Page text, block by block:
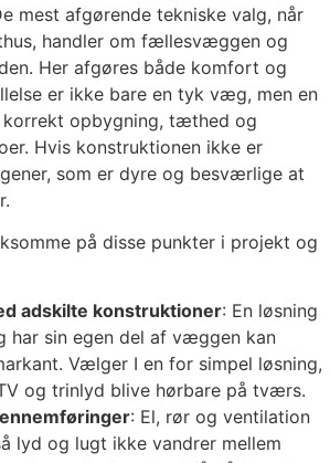
mest afgørende tekniske valg, når
handler om fællesvæggen og
Her afgøres både komfort og
er ikke bare en tyk væg, men en
korrekt opbygning, tæthed og
Hvis konstruktionen ikke er
som er dyre og besværlige at
på disse punkter i projekt og
adskilte konstruktioner: En løsning
har sin egen del af væggen kan
Vælger I en for simpel løsning,
og trinlyd blive hørbare på tværs.
: El, rør og ventilation
lyd og lugt ikke vandrer mellem